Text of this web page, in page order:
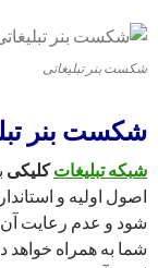
شکست بنر تبلیغاتی
شکست بنر
شبکه تبلیغاتکلیکی
اصول اولیه و
شود و عدم رعایت
شما به همراه خواهد